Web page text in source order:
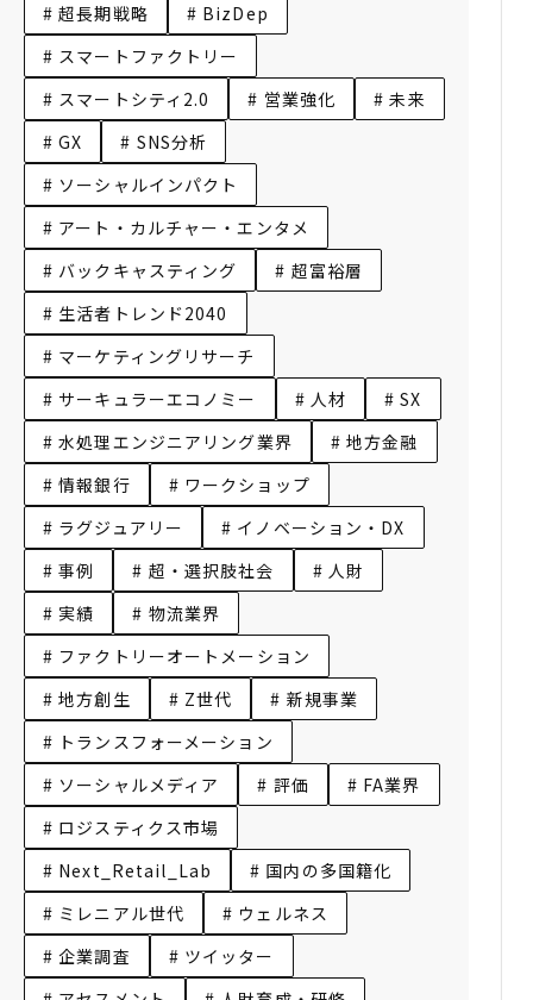
# 超長期戦略
# BizDep
# スマートファクトリー
# スマートシティ2.0
# 営業強化
# 未来
# GX
# SNS分析
# ソーシャルインパクト
# アート・カルチャー・エンタメ
# バックキャスティング
# 超富裕層
# 生活者トレンド2040
# マーケティングリサーチ
# サーキュラーエコノミー
# 人材
# SX
# 水処理エンジニアリング業界
# 地方金融
# 情報銀行
# ワークショップ
# ラグジュアリー
# イノベーション・DX
# 事例
# 超・選択肢社会
# 人財
# 実績
# 物流業界
# ファクトリーオートメーション
# 地方創生
# Z世代
# 新規事業
# トランスフォーメーション
# ソーシャルメディア
# 評価
# FA業界
# ロジスティクス市場
# Next_Retail_Lab
# 国内の多国籍化
# ミレニアル世代
# ウェルネス
# 企業調査
# ツイッター